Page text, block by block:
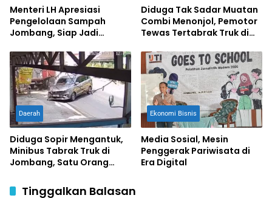
Menteri LH Apresiasi
Pengelolaan Sampah
Jombang, Siap Jadi
Diduga Tak Sadar Muatan
Combi Menonjol, Pemotor
Tewas Tertabrak Truk di
Daerah
Diduga Sopir Mengantuk,
Minibus Tabrak Truk di
Jombang, Satu Orang
Ekonomi Bisnis
Media Sosial, Mesin
Penggerak Pariwisata di
Era Digital
Tinggalkan Balasan